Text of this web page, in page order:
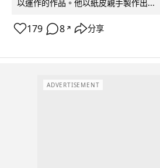
以運作的作品。他以紙皮親手製作出...
179 8 ↗ 分享
ADVERTISEMENT